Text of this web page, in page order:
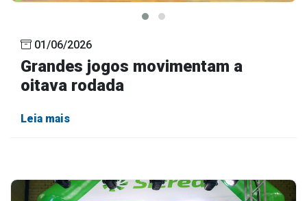
01/06/2026
Grandes jogos movimentam a
oitava rodada
Leia mais